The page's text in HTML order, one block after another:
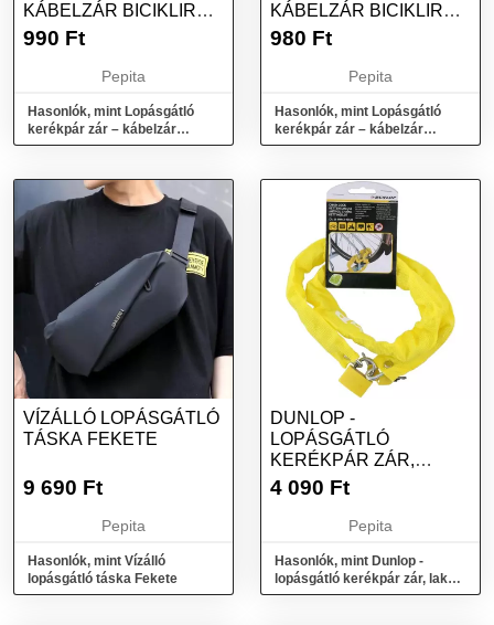
KÁBELZÁR BICIKLIRE
(BB-3181)
990 Ft
Pepita
Hasonlók, mint Lopásgátló
kerékpár zár – kábelzár
biciklire (BB-3181)
KÁBELZÁR BICIKLIRE
(BB3181)
980 Ft
Pepita
Hasonlók, mint Lopásgátló
kerékpár zár – kábelzár
biciklire (BB3181)
VÍZÁLLÓ LOPÁSGÁTLÓ
TÁSKA FEKETE
9 690 Ft
Pepita
Hasonlók, mint Vízálló
lopásgátló táska Fekete
DUNLOP -
LOPÁSGÁTLÓ
KERÉKPÁR ZÁR,
LAKAT 90 CM (SÁRGA)
4 090 Ft
Pepita
Hasonlók, mint Dunlop -
lopásgátló kerékpár zár, lakat
90 cm (sárga)